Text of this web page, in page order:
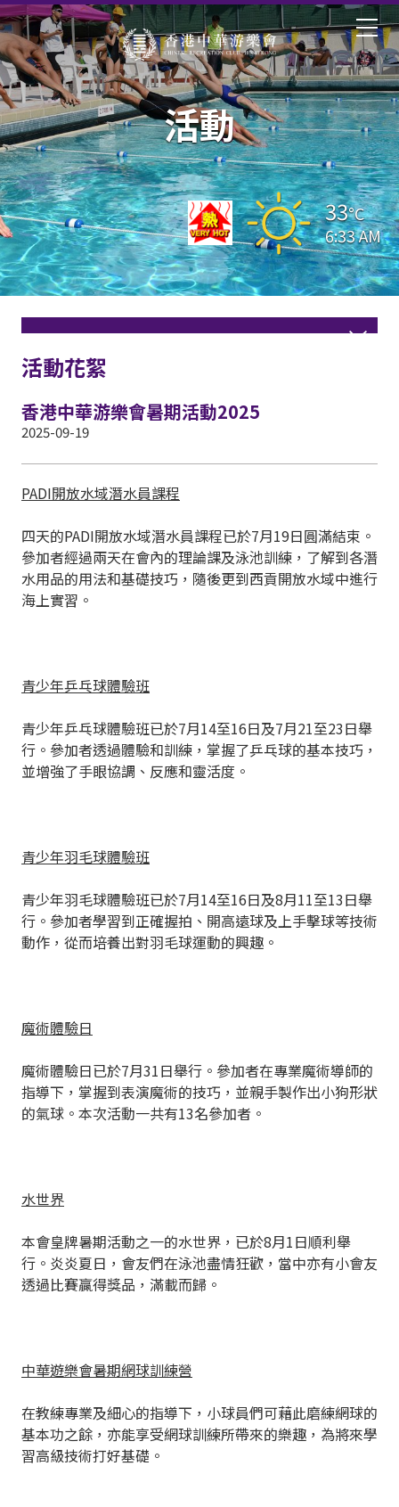
33°C
6:33 AM
活動
活動花絮
香港中華游樂會暑期活動2025
2025-09-19
PADI開放水域潛水員課程
四天的PADI開放水域潛水員課程已於7月19日圓滿結束。
參加者經過兩天在會內的理論課及泳池訓練，了解到各潛
水用品的用法和基礎技巧，隨後更到西貢開放水域中進行
海上實習。
青少年乒乓球體驗班
青少年乒乓球體驗班已於7月14至16日及7月21至23日舉
行。參加者透過體驗和訓練，掌握了乒乓球的基本技巧，
並增強了手眼協調、反應和靈活度。
青少年羽毛球體驗班
青少年羽毛球體驗班已於7月14至16日及8月11至13日舉
行。參加者學習到正確握拍、開高遠球及上手擊球等技術
動作，從而培養出對羽毛球運動的興趣。
魔術體驗日
魔術體驗日已於7月31日舉行。參加者在專業魔術導師的
指導下，掌握到表演魔術的技巧，並親手製作出小狗形狀
的氣球。本次活動一共有13名參加者。
水世界
本會皇牌暑期活動之一的水世界，已於8月1日順利舉
行。炎炎夏日，會友們在泳池盡情狂歡，當中亦有小會友
透過比賽贏得獎品，滿載而歸。
中華遊樂會暑期網球訓練營
在教練專業及細心的指導下，小球員們可藉此磨練網球的
基本功之餘，亦能享受網球訓練所帶來的樂趣，為將來學
習高級技術打好基礎。